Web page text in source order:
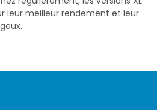
leur meilleur rendement et leur